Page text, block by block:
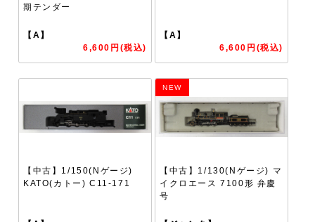
期テンダー
【A】
6,600円(税込)
【A】
6,600円(税込)
【中古】1/150(Nゲージ)
KATO(カトー) C11-171
NEW
【中古】1/130(Nゲージ) マ
イクロエース 7100形 弁慶
号